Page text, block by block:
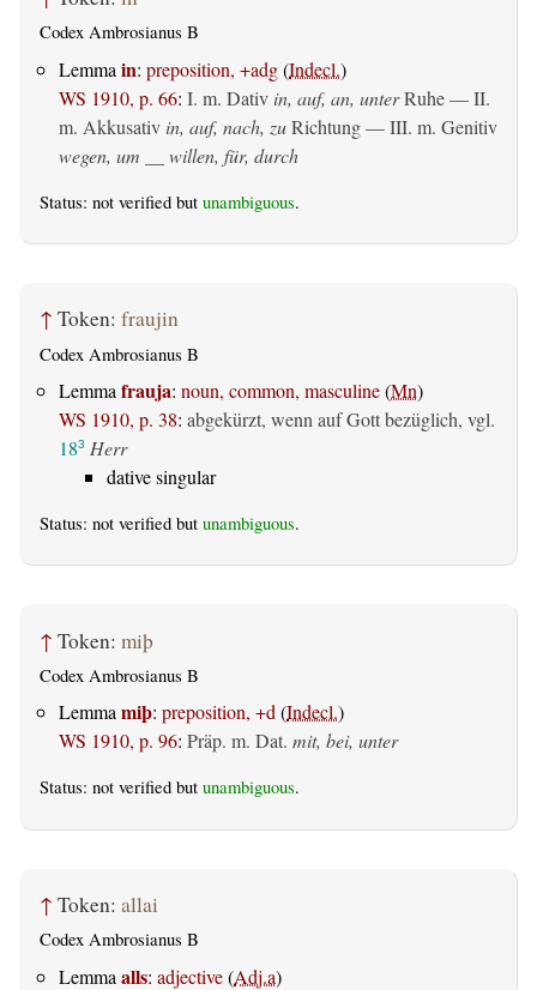
Codex Ambrosianus B
Lemma in: preposition, +adg(Indecl.)
WS 1910, p. 66: I. m. Dativ in, auf, an, unterRuhe — II.
m. Akkusativ in, auf, nach, zuRichtung — III. m. Genitiv
wegen, um __ willen, für, durch
Status: not verified but unambiguous.
↑ Token: fraujin
Codex Ambrosianus B
Lemma frauja: noun, common, masculine(Mn)
WS 1910, p. 38: abgekürzt, wenn auf Gott bezüglich, vgl.
183 Herr
dative singular
Status: not verified but unambiguous.
↑ Token: miþ
Codex Ambrosianus B
Lemmamiþ: preposition, +d(Indecl.)
WS 1910, p. 96: Präp. m. Dat. mit, bei, unter
Status: not verified but unambiguous.
↑ Token: allai
Codex Ambrosianus B
Lemma alls: adjective(Adj.a)